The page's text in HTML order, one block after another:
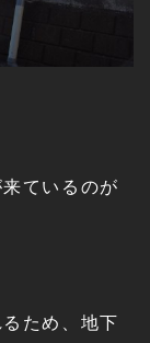
ているのが
ため、地下